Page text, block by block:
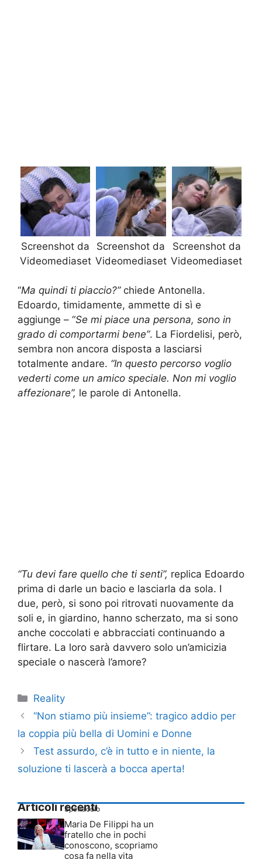
Screenshot da
Videomediaset
Screenshot da
Videomediaset
Screenshot da
Videomediaset
“Ma quindi ti piaccio?”chiede Antonella.
Edoardo, timidamente, ammette di sì e
aggiunge – “Se mi piace una persona, sono in
grado di comportarmi bene”. La Fiordelisi, però,
sembra non ancora disposta a lasciarsi
totalmente andare. “In questo percorso voglio
vederti come un amico speciale. Non mi voglio
affezionare”, le parole di Antonella.
“Tu devi fare quello che ti senti”, replica Edoardo
prima di darle un bacio e lasciarla da sola. I
due, però, si sono poi ritrovati nuovamente da
soli e, in giardino, hanno scherzato, ma si sono
anche coccolati e abbracciati continuando a
flirtare. La loro sarà davvero solo un’amicizia
speciale o nascerà l’amore?
Categorie
Reality
“Non stiamo più insieme”: tragico addio per
la coppia più bella di Uomini e Donne
Test assurdo, c’è in tutto e in niente, la
soluzione ti lascerà a bocca aperta!
Articoli recenti
Spettacolo
Maria De Filippi ha un
fratello che in pochi
conoscono, scopriamo
cosa fa nella vita